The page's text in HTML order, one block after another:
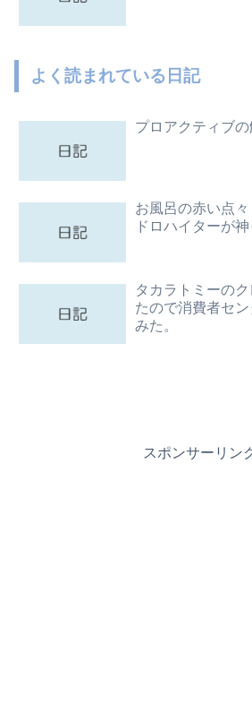
よく読まれている日記
プロアクティブの
お風呂の赤い点
ドロハイターが
タカラトミーの
たので消費者セ
みた。
スポンサーリン